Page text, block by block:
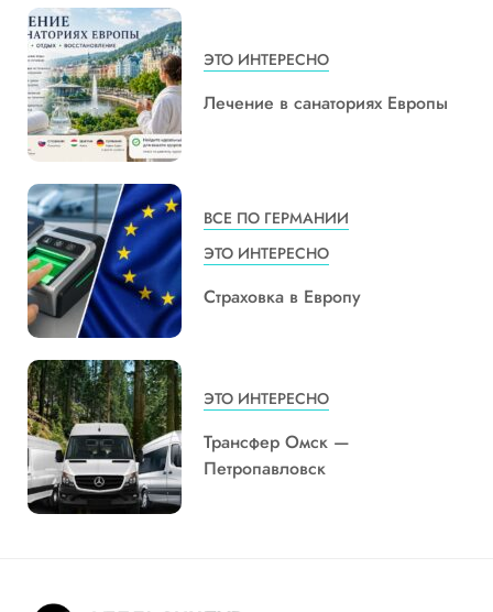
ЭТО ИНТЕРЕСНО
Лечение в санаториях Европы
ВСЕ ПО ГЕРМАНИИ
ЭТО ИНТЕРЕСНО
Страховка в Европу
ЭТО ИНТЕРЕСНО
Трансфер Омск —
Петропавловск